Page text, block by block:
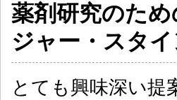
薬剤研究のた
ジャー・スタイ
とても興味深い提